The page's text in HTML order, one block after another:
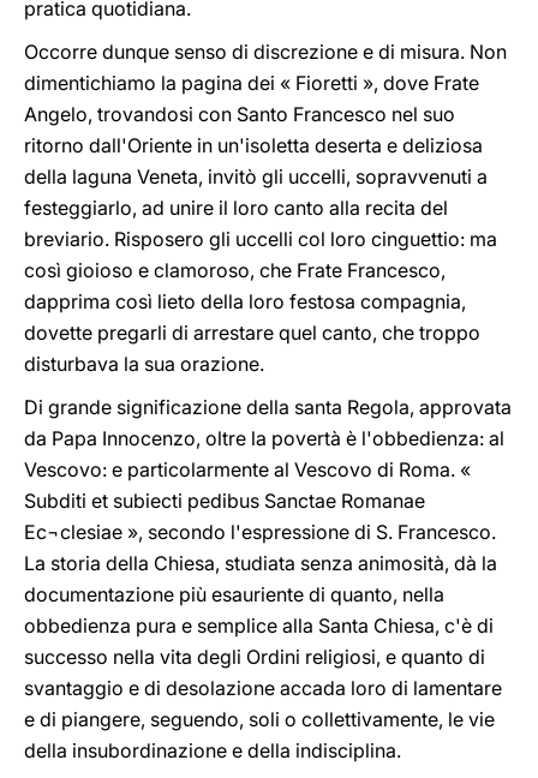
pratica quotidiana.
Occorre dunque senso di discrezione e di misura. Non
dimentichiamo la pagina dei « Fioretti », dove Frate
Angelo, trovandosi con Santo Francesco nel suo
ritorno dall'Oriente in un'isoletta deserta e deliziosa
della laguna Veneta, invitò gli uccelli, sopravvenuti a
festeggiarlo, ad unire il loro canto alla recita del
breviario. Risposero gli uccelli col loro cinguettio: ma
così gioioso e clamoroso, che Frate Francesco,
dapprima così lieto della loro festosa compagnia,
dovette pregarli di arrestare quel canto, che troppo
disturbava la sua orazione.
Di grande significazione della santa Regola, approvata
da Papa Innocenzo, oltre la povertà è l'obbedienza: al
Vescovo: e particolarmente al Vescovo di Roma. «
Subditi et subiecti pedibus Sanctae Romanae
Ec¬clesiae », secondo l'espressione di S. Francesco.
La storia della Chiesa, studiata senza animosità, dà la
documentazione più esauriente di quanto, nella
obbedienza pura e semplice alla Santa Chiesa, c'è di
successo nella vita degli Ordini religiosi, e quanto di
svantaggio e di desolazione accada loro di lamentare
e di piangere, seguendo, soli o collettivamente, le vie
della insubordinazione e della indisciplina.